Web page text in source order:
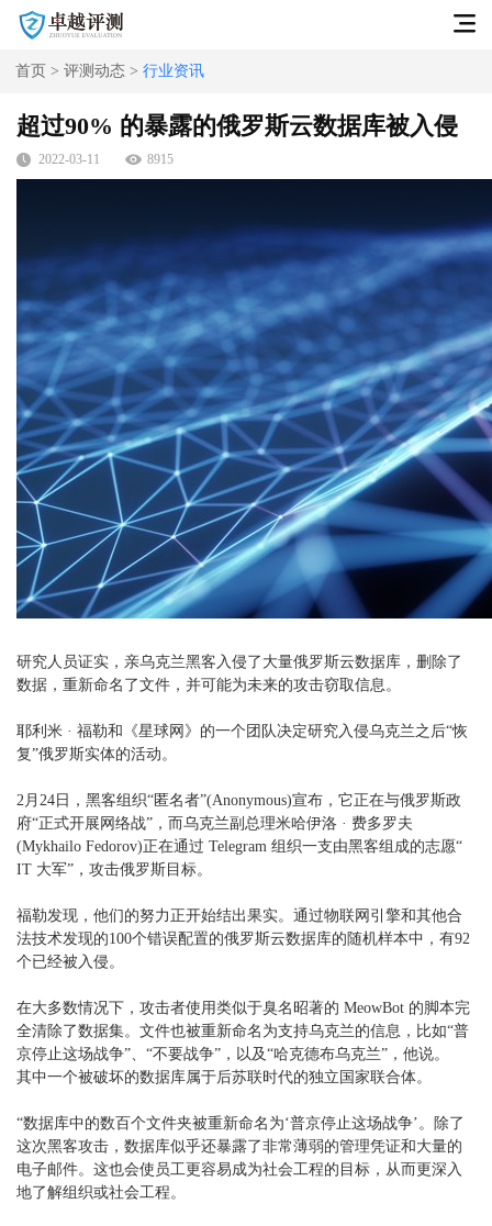
首页
公司介绍
区块链审计
卓越安全测试平台
智能体评测
联系我们
首页 > 评测动态 > 行业资讯
超过90% 的暴露的俄罗斯云数据库被入侵
2022-03-11 8915
研究人员证实，亲乌克兰黑客入侵了大量俄罗斯云数据库，删除了
数据，重新命名了文件，并可能为未来的攻击窃取信息。
耶利米 · 福勒和《星球网》的一个团队决定研究入侵乌克兰之后“恢
复”俄罗斯实体的活动。
2月24日，黑客组织“匿名者”(Anonymous)宣布，它正在与俄罗斯政
府“正式开展网络战”，而乌克兰副总理米哈伊洛 · 费多罗夫
(Mykhailo Fedorov)正在通过 Telegram 组织一支由黑客组成的志愿“
IT 大军”，攻击俄罗斯目标。
福勒发现，他们的努力正开始结出果实。通过物联网引擎和其他合
法技术发现的100个错误配置的俄罗斯云数据库的随机样本中，有92
个已经被入侵。
在大多数情况下，攻击者使用类似于臭名昭著的 MeowBot 的脚本完
全清除了数据集。文件也被重新命名为支持乌克兰的信息，比如“普
京停止这场战争”、“不要战争”，以及“哈克德布乌克兰”，他说。
其中一个被破坏的数据库属于后苏联时代的独立国家联合体。
“数据库中的数百个文件夹被重新命名为‘普京停止这场战争’。除了
这次黑客攻击，数据库似乎还暴露了非常薄弱的管理凭证和大量的
电子邮件。这也会使员工更容易成为社会工程的目标，从而更深入
地了解组织或社会工程。